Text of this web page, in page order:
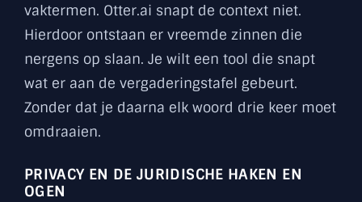
vaktermen. Otter.ai snapt de context niet.
Hierdoor ontstaan er vreemde zinnen die
nergens op slaan. Je wilt een tool die snapt
wat er aan de vergaderingstafel gebeurt.
Zonder dat je daarna elk woord drie keer moet
omdraaien.
PRIVACY EN DE JURIDISCHE HAKEN EN
OGEN